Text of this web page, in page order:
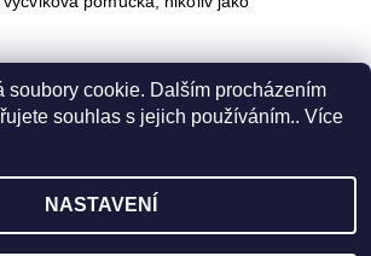
Dog, všechna práva vyhrazena
soubory cookie. Dalším procházením
souhlas s jejich používáním.. Více
NASTAVENÍ